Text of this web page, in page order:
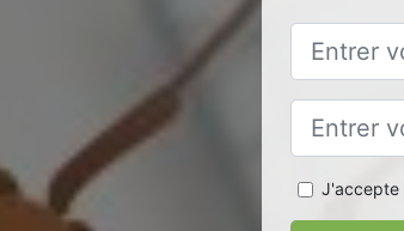
J'accepte